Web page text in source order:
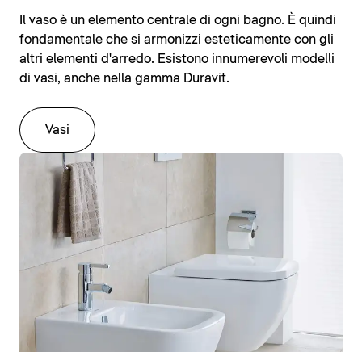
Il vaso è un elemento centrale di ogni bagno. È quindi
fondamentale che si armonizzi esteticamente con gli
altri elementi d'arredo. Esistono innumerevoli modelli
di vasi, anche nella gamma Duravit.
Vasi